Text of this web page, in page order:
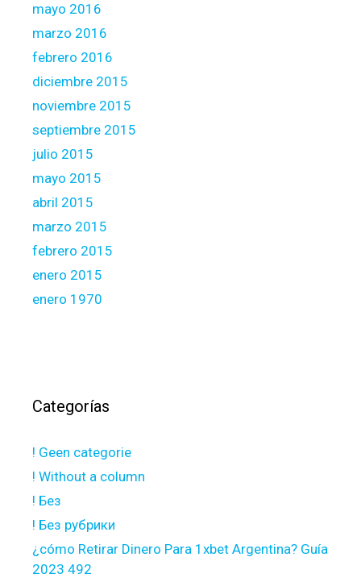
mayo 2016
marzo 2016
febrero 2016
diciembre 2015
noviembre 2015
septiembre 2015
julio 2015
mayo 2015
abril 2015
marzo 2015
febrero 2015
enero 2015
enero 1970
Categorías
! Geen categorie
! Without a column
! Без
! Без рубрики
¿cómo Retirar Dinero Para 1xbet Argentina? Guía
2023 492